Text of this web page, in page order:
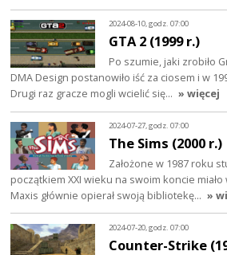
2024-08-10, godz. 07:00
GTA 2 (1999 r.)
Po szumie, jaki zrobiło
DMA Design postanowiło iść za ciosem i w
Drugi raz gracze mogli wcielić się… » więcej
2024-07-27, godz. 07:00
The Sims (2000 r.)
Założone w 1987 roku
początkiem XXI wieku na swoim koncie
Maxis głównie opierał swoją bibliotekę… »
2024-07-20, godz. 07:00
Counter-Strike